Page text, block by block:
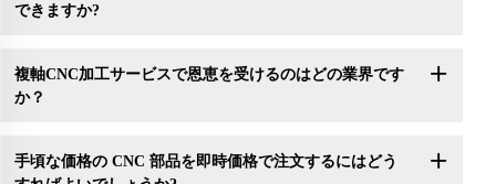
できますか?
複軸CNC加工サービスで恩恵を受けるのはどの業界です
か？
手頃な価格の CNC 部品を即時価格で注文するにはどう